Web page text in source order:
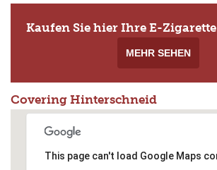
Kaufen Sie hier Ihre E-
MEHR SEHEN
Covering Hinterschneid
This page can't load Google Maps